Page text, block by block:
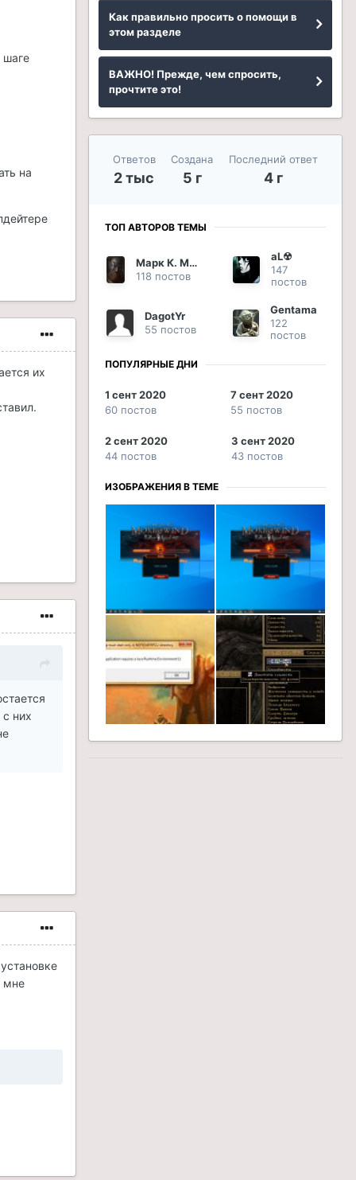
шаге
на
их
них
мне
Как правильно просить о помощи в
этом разделе
ВАЖНО! Прежде, чем спросить,
прочтите это!
Ответов
2 тыс
Создана
5 г
Последний ответ
4 г
ТОП АВТОРОВ ТЕМЫ
Марк К. Марцелл
118 постов
aL☢
147
постов
DagotYr
55 постов
Gentama
122
постов
ПОПУЛЯРНЫЕ ДНИ
1 сент 2020
60 постов
7 сент 2020
55 постов
2 сент 2020
44 постов
3 сент 2020
43 постов
ИЗОБРАЖЕНИЯ В ТЕМЕ